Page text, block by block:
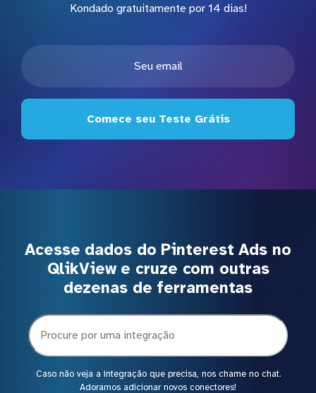
Kondado gratuitamente por 14 dias!
Comece seu Teste Grátis
Acesse dados do Pinterest Ads no
QlikView e cruze com outras
dezenas de ferramentas
Caso não veja a integração que precisa, nos chame no chat.
Adoramos adicionar novos conectores!